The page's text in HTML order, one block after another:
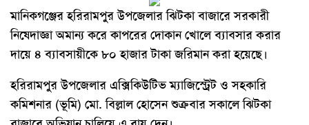
মানিকগঞ্জের হরিরামপুর উপজেলার ঝিটকা বাজারে সরকারী
নিষেদাজ্ঞা অমান্য করে কাপরের দোকান খোলে ব্যাবসার করার
দায়ে ৪ ব্যাবসায়ীকে ৮০ হাজার টাকা জরিমান করা হয়েছে।
হরিরামপুর উপজেলার এক্সিকিউটিভ ম্যাজিস্ট্রেট ও সহকারি
কমিশনার (ভূমি) মো. বিল্লাল হোসেন শুক্রবার সকালে ঝিটকা